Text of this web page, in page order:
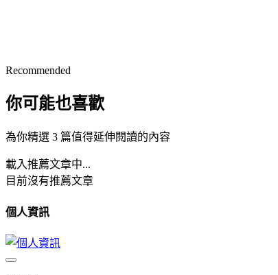
Recommended
你可能也喜歡
為你精選 3 篇值得延伸閱讀的內容
載入推薦文章中...
目前沒有推薦文章
個人資訊